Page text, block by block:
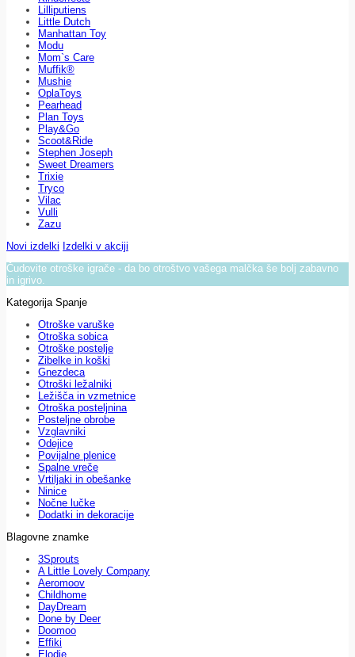
Lilliputiens
Little Dutch
Manhattan Toy
Modu
Mom`s Care
Muffik®
Mushie
OplaToys
Pearhead
Plan Toys
Play&Go
Scoot&Ride
Stephen Joseph
Sweet Dreamers
Trixie
Tryco
Vilac
Vulli
Zazu
Novi izdelki Izdelki v akciji
Čudovite otroške igrače - da bo otroštvo vašega malčka še bolj zabavno
in igrivo.
Kategorija Spanje
Otroške varuške
Otroška sobica
Otroške postelje
Zibelke in koški
Gnezdeca
Otroški ležalniki
Ležišča in vzmetnice
Otroška posteljnina
Posteljne obrobe
Vzglavniki
Odejice
Povijalne plenice
Spalne vreče
Vrtiljaki in obešanke
Ninice
Nočne lučke
Dodatki in dekoracije
Blagovne znamke
3Sprouts
A Little Lovely Company
Aeromoov
Childhome
DayDream
Done by Deer
Doomoo
Effiki
Elodie